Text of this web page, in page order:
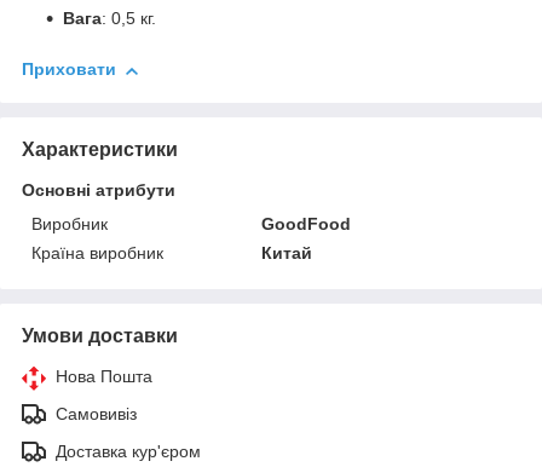
Вага: 0,5 кг.
Приховати
Характеристики
Основні атрибути
Виробник
GoodFood
Країна виробник
Китай
Умови доставки
Нова Пошта
Самовивіз
Доставка кур'єром